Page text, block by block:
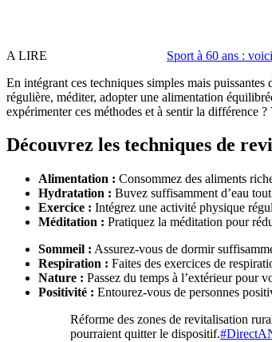
A LIRE
Sport à 60 ans :
En intégrant ces techniques simples mais
régulière, méditer, adopter une alimentation
expérimenter ces méthodes et à sentir la différence
Découvrez les techniques de
Alimentation : Consommez des aliments
Hydratation : Buvez suffisamment d’eau
Exercice : Intégrez une activité physique
Méditation : Pratiquez la méditation pour
Sommeil : Assurez-vous de dormir
Respiration : Faites des exercices de
Nature : Passez du temps à l’extérieur pour
Positivité : Entourez-vous de personnes
Réforme des zones de revitalisation
pourraient quitter le dispositif.